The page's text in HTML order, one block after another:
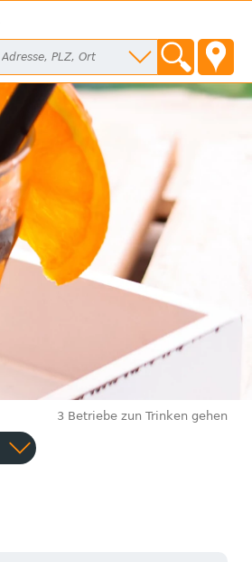
3 Betriebe zun Trinken gehen